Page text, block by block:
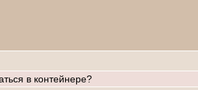
в контейнере?